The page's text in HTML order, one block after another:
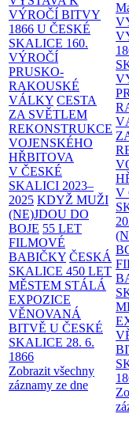
VÝROČÍ BITVY
1866 U ČESKÉ
SKALICE 160.
VÝROČÍ
PRUSKO-
RAKOUSKÉ
VÁLKY CESTA
ZA SVĚTLEM
REKONSTRUKCE
VOJENSKÉHO
HŘBITOVA
V ČESKÉ
SKALICI 2023–
2025 KDYŽ MUŽI
(NE)JDOU DO
BOJE 55 LET
FILMOVÉ
BABIČKY ČESKÁ
SKALICE 450 LET
MĚSTEM STÁLÁ
EXPOZICE
VĚNOVANÁ
BITVĚ U ČESKÉ
SKALICE 28. 6.
1866
Zobrazit všechny
záznamy ze dne
V